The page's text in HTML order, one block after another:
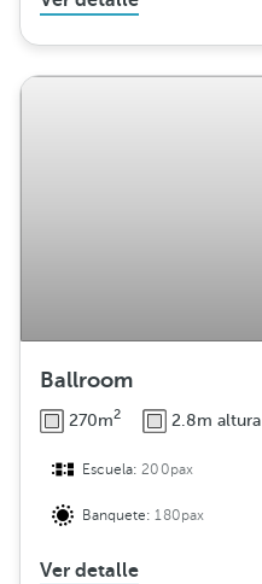
Ballroom
270m2 2.8m altura
Escuela:200pax
Banquete:180pax
Ver detalle